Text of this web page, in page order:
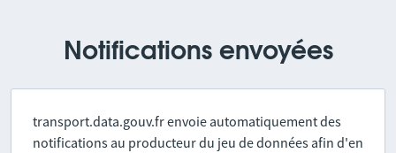
Notifications envoyées
transport.data.gouv.fr envoie automatiquement des
notifications au producteur du jeu de données afin d'en